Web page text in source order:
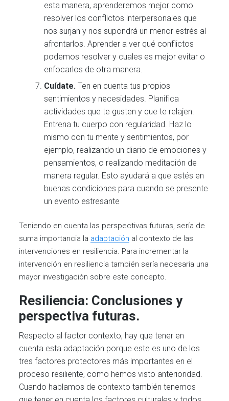
esta manera, aprenderemos mejor como
resolver los conflictos interpersonales que
nos surjan y nos supondrá un menor estrés al
afrontarlos. Aprender a ver qué conflictos
podemos resolver y cuales es mejor evitar o
enfocarlos de otra manera.
Cuídate.Ten en cuenta tus propios
sentimientos y necesidades. Planifica
actividades que te gusten y que te relajen.
Entrena tu cuerpo con regularidad. Haz lo
mismo con tu mente y sentimientos, por
ejemplo, realizando un diario de emociones y
pensamientos, o realizando meditación de
manera regular. Esto ayudará a que estés en
buenas condiciones para cuando se presente
un evento estresante
Teniendo en cuenta las perspectivas futuras, sería de
suma importancia la adaptación al contexto de las
intervenciones en resiliencia. Para incrementar la
intervención en resiliencia también sería necesaria una
mayor investigación sobre este concepto.
Resiliencia: Conclusiones y
perspectiva futuras.
Respecto al factor contexto, hay que tener en
cuenta esta adaptación porque este es uno de los
tres factores protectores más importantes en el
proceso resiliente, como hemos visto anterioridad.
Cuando hablamos de contexto también tenemos